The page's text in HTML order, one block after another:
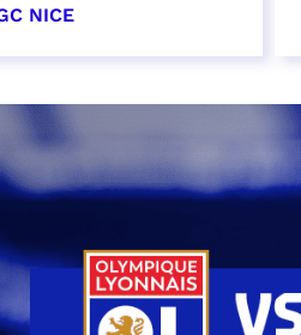
NICE
heure à confirmer